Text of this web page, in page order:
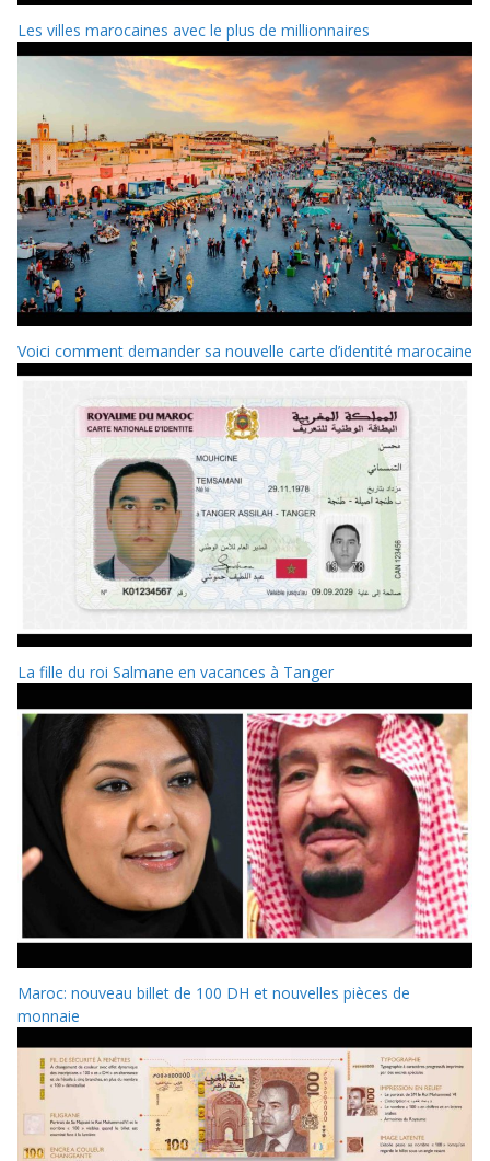
Les villes marocaines avec le plus de millionnaires
Voici comment demander sa nouvelle carte d’identité marocaine
La fille du roi Salmane en vacances à Tanger
Maroc: nouveau billet de 100 DH et nouvelles pièces de
monnaie